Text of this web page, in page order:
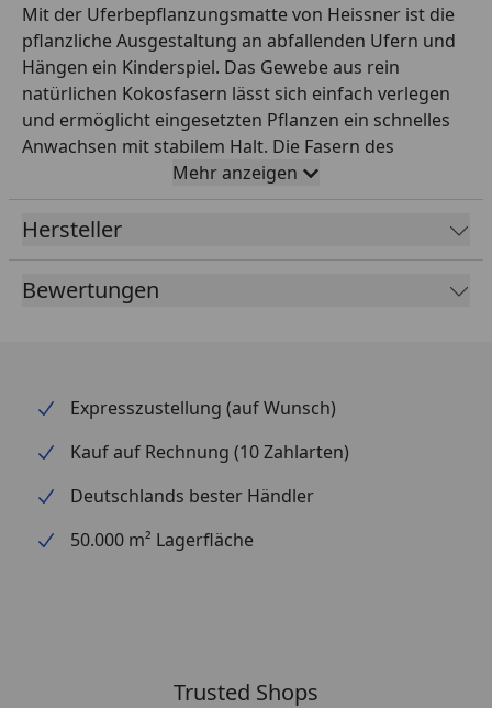
Mit der Uferbepflanzungsmatte von Heissner ist die
pflanzliche Ausgestaltung an abfallenden Ufern und
Hängen ein Kinderspiel. Das Gewebe aus rein
natürlichen Kokosfasern lässt sich einfach verlegen
und ermöglicht eingesetzten Pflanzen ein schnelles
Anwachsen mit stabilem Halt. Die Fasern des
Gewebes lassen sich verschieben um die
Maschenweite zu verändern und somit
unterschiedlich große Pflanzen in das Gewebe
Gewebe langsam, die Pflanzen haben dann über ihr
Wurzelwerk selbst genug Halt aufgebaut. Kokos hat
sehr schwer möglich ist.
Mehr anzeigen
Hersteller
Bewertungen
Expresszustellung (auf Wunsch)
Kauf auf Rechnung (10 Zahlarten)
Deutschlands bester Händler
50.000 m² Lagerfläche
Trusted Shops